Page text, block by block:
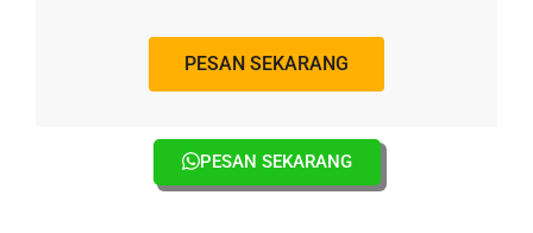
PESAN SEKARANG
PESAN SEKARANG